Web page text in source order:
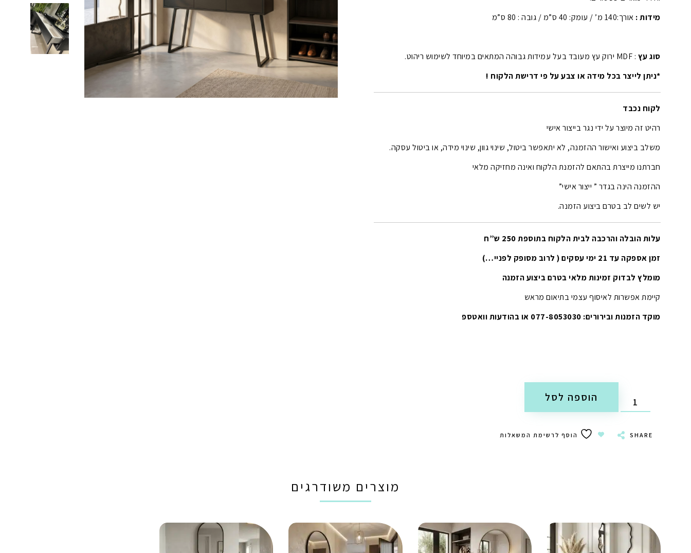
מידות : אורך:140 מ’ / עומק: 40 ס”מ / גובה : 80 ס”מ
סוג עץ : MDF ירוק עץ מעובד בעל עמידות גבוהה המתאים במיוחד לשימוש ריהוט.
*ניתן לייצר בכל מידה או צבע על פי דרישת הלקוח !
לקוח נכבד
רהיט זה מיוצר על ידי נגר בייצור אישי
משלב ביצוע ואישור ההזמנה, לא יתאפשר ביטול, שינוי גוון, שינוי מידה, או ביטול עסקה.
חברתנו מייצרת בהתאם להזמנת הלקוח ואינה מחזיקה מלאי
ההזמנה הינה בגדר ” ייצור אישי”
יש לשים לב בטרם ביצוע הזמנה.
עלות הובלה והרכבה לבית הלקוח בתוספת 250 ש”ח
זמן אספקה עד 21 ימי עסקים ( לרוב מסופק לפניי…)
מומלץ לבדוק זמינות מלאי בטרם ביצוע הזמנה
קיימת אפשרות לאיסוף עצמי בתיאום מראש
מוקד הזמנות ובירורים: 077-8053030 או בהודעות וואטספ
הוספה לסל
SHARE הוסף לרשימת המשאלות
מוצרים משודרגים